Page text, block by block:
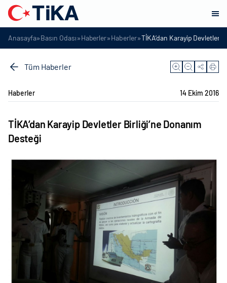
Anasayfa»Basın Odası»Haberler»Haberler»TİKA’dan Karayip Devletler
Tüm Haberler
Haberler 14 Ekim 2016
TİKA’dan Karayip Devletler Birliği’ne Donanım
Desteği